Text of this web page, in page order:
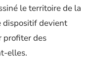
le territoire de la
dispositif devient
profiter des
elles.